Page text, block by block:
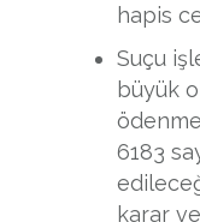
hapis
Suçu
büyük
6183
karar